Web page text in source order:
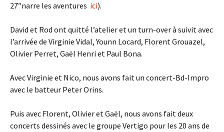
27″narre les aventures ici).
David et Rod ont quitté l’atelier et un turn-over à suivit avec
l’arrivée de Virginie Vidal, Younn Locard, Florent Grouazel,
Olivier Perret, Gaël Henri et Paul Bona.
Avec Virginie et Nico, nous avons fait un concert-Bd-Impro
avec le batteur Peter Orins.
Puis avec Florent, Olivier et Gaël, nous avons fait deux
concerts dessinés avec le groupe Vertigo pour les 20 ans de